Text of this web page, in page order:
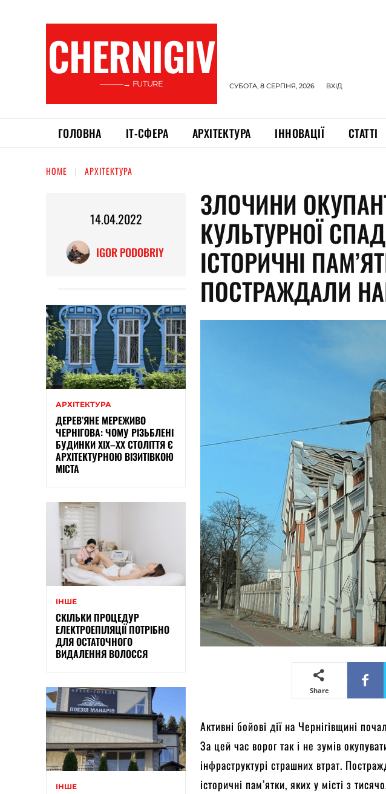
CHERNIGIV
———→ FUTURE СУБОТА, 8 СЕРПНЯ, 2026 ВХІД
ГОЛОВНА ІТ-СФЕРА АРХІТЕКТУРА ІННОВАЦІЇ СТАТТІ
HOME АРХІТЕКТУРА
14.04.2022
IGOR PODOBRIY
АРХІТЕКТУРА
ДЕРЕВ’ЯНЕ МЕРЕЖИВО
ЧЕРНІГОВА: ЧОМУ РІЗЬБЛЕНІ
БУДИНКИ ХІХ–ХХ СТОЛІТТЯ Є
АРХІТЕКТУРНОЮ ВІЗИТІВКОЮ
МІСТА
ІНШЕ
СКІЛЬКИ ПРОЦЕДУР
ЕЛЕКТРОЕПІЛЯЦІЇ ПОТРІБНО
ДЛЯ ОСТАТОЧНОГО
ВИДАЛЕННЯ ВОЛОССЯ
ІНШЕ
ЗЛОЧИНИ
КУЛЬТУРНОЇ
ІСТОРИЧНІ
ПОСТРАЖДАЛИ
Share
Активні бойові дії на Чернігівщині
За цей час ворог так і не зумів
інфраструктурі страшних втрат.
історичні пам’ятки, яких у місті з